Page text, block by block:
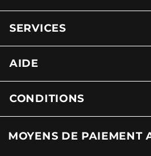
SERVICES
AIDE
CONDITIONS
MOYENS DE PAIEMENT